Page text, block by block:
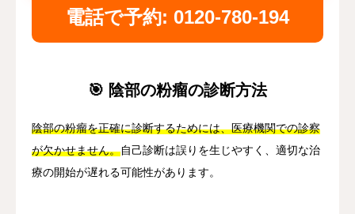
電話で予約: 0120-780-194
🎯 陰部の粉瘤の診断方法
陰部の粉瘤を正確に診断するためには、医療機関での診察
が欠かせません。自己診断は誤りを生じやすく、適切な治
療の開始が遅れる可能性があります。